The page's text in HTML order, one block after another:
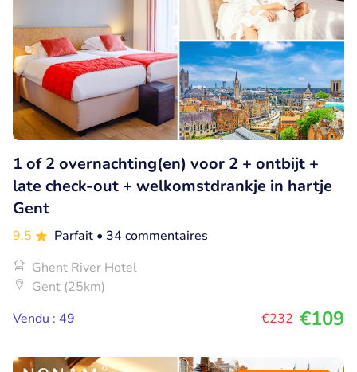
1 of 2 overnachting(en) voor 2 + ontbijt +
late check-out + welkomstdrankje in hartje
Gent
9.5 Parfait • 34 commentaires
Ghent River Hotel
Gent (25km)
Vendu : 49
€232 €109